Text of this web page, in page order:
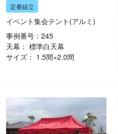
イベント集会テント(アルミ)
事例番号：245
天幕： 標準白天幕
サイズ： 1.5間×2.0間